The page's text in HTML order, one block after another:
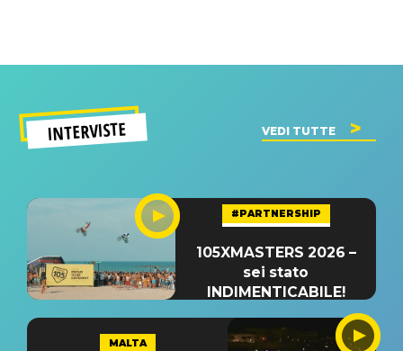
INTERVISTE VEDI TUTTE
#PARTNERSHIP
105XMASTERS 2026 –
sei stato
INDIMENTICABILE!
MALTA